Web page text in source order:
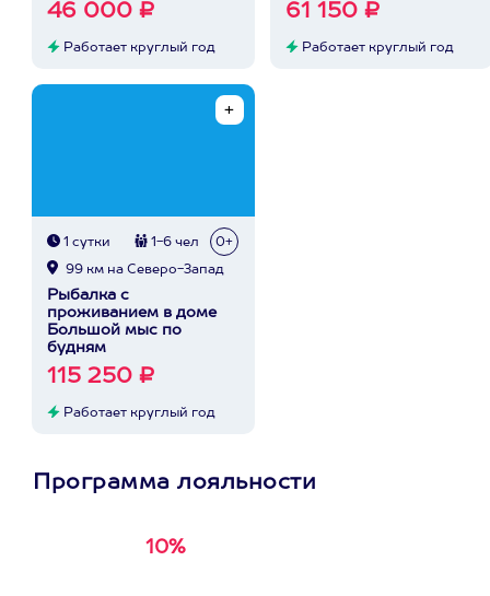
46 000 ₽
Работает круглый год
61 150 ₽
Работает круглый год
1 сутки 1-6 чел 0+
99 км на Северо-Запад
Рыбалка с
проживанием в доме
Большой мыс по
будням
115 250 ₽
Работает круглый год
Программа лояльности
10%